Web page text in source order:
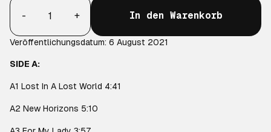
-
+ In den Warenkorb
Veröffentlichungsdatum: 6 August 2021
SIDE A:
A1 Lost In A Lost World 4:41
A2 New Horizons 5:10